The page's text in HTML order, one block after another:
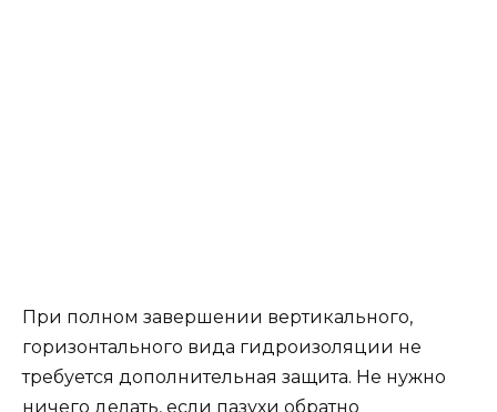
При полном завершении вертикального,
горизонтального вида гидроизоляции не
требуется дополнительная защита. Не нужно
ничего делать, если пазухи обратно